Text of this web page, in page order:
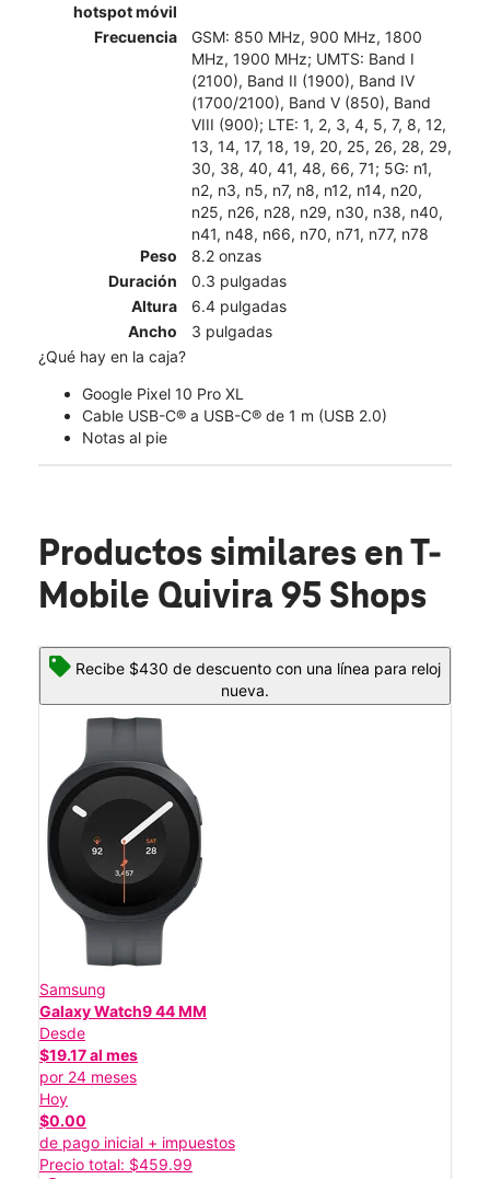
hotspot móvil
Frecuencia
GSM: 850 MHz, 900 MHz, 1800
MHz, 1900 MHz; UMTS: Band I
(2100), Band II (1900), Band IV
(1700/2100), Band V (850), Band
VIII (900); LTE: 1, 2, 3, 4, 5, 7, 8, 12,
13, 14, 17, 18, 19, 20, 25, 26, 28, 29,
30, 38, 40, 41, 48, 66, 71; 5G: n1,
n2, n3, n5, n7, n8, n12, n14, n20,
n25, n26, n28, n29, n30, n38, n40,
n41, n48, n66, n70, n71, n77, n78
Peso
8.2 onzas
Duración
0.3 pulgadas
Altura
6.4 pulgadas
Ancho
3 pulgadas
¿Qué hay en la caja?
Google Pixel 10 Pro XL
Cable USB-C® a USB-C® de 1 m (USB 2.0)
Notas al pie
Productos similares en T-
Mobile Quivira 95 Shops
Recibe $430 de descuento con una línea para reloj
nueva.
Samsung
Galaxy Watch9 44 MM
Desde
$19.17 al mes
por 24 meses
Hoy
$0.00
de pago inicial + impuestos
Precio total: $459.99